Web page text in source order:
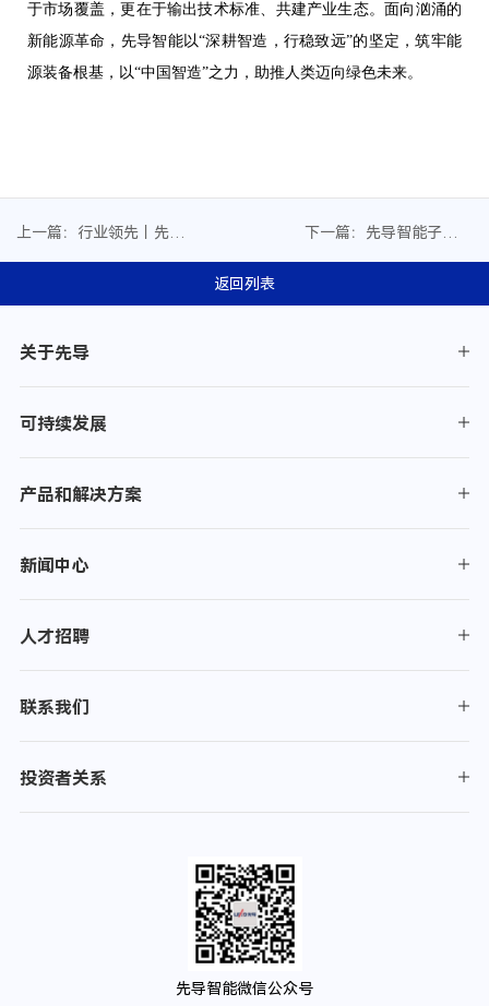
于市场覆盖，更在于输出技术标准、共建产业生态。面向汹涌的
新能源革命，先导智能以“深耕智造，行稳致远”的坚定，筑牢能
源装备根基，以“中国智造”之力，助推人类迈向绿色未来。
上一篇：行业领先丨先导
下一篇：先导智能子公司
赋能汽车智造
返回列表
关于先导
可持续发展
产品和解决方案
新闻中心
人才招聘
联系我们
投资者关系
先导智能微信公众号